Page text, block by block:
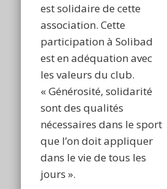
est solidaire de cette
association. Cette
participation à Solibad
est en adéquation avec
les valeurs du club.
« Générosité, solidarité
sont des qualités
nécessaires dans le sport
que l’on doit appliquer
dans le vie de tous les
jours ».